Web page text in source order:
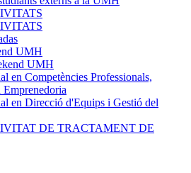
UMH
UMH
en Competències Professionals,
en Direcció d'Equips i Gestió del
DE TRACTAMENT DE